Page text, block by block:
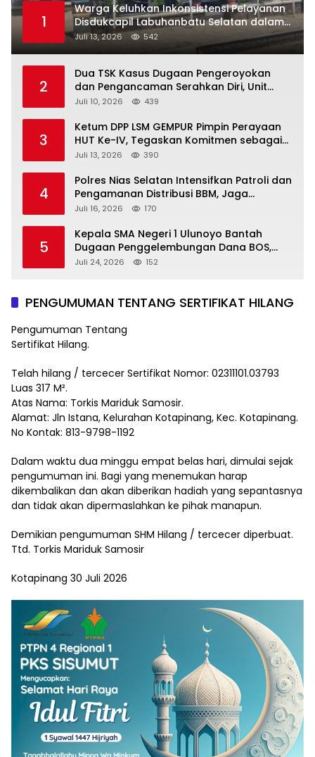
1
Warga Keluhkan Inkonsistensi Pelayanan
Disdukcapil Labuhanbatu Selatan dalam
Pengurusan KK Rusak
Juli 13, 2026 542
2
Dua TSK Kasus Dugaan Pengeroyokan
dan Pengancaman Serahkan Diri, Unit
Reskrim Polsek Lolowau Tuntaskan
Juli 10, 2026 439
3
Ketum DPP LSM GEMPUR Pimpin Perayaan
HUT Ke-IV, Tegaskan Komitmen sebagai
Mitra Pemerintah dan Corong Aspirasi
Juli 13, 2026 390
4
Polres Nias Selatan Intensifkan Patroli dan
Pengamanan Distribusi BBM, Jaga
Ketertiban di SPBU
Juli 16, 2026 170
5
Kepala SMA Negeri 1 Ulunoyo Bantah
Dugaan Penggelembungan Dana BOS,
Tegaskan Pemberitaan Tidak Benar
Juli 24, 2026 152
PENGUMUMAN TENTANG SERTIFIKAT HILANG
Pengumuman Tentang
Sertifikat Hilang.
Telah hilang / tercecer Sertifikat Nomor: 02311101.03793
Luas 317 M².
Atas Nama: Torkis Mariduk Samosir.
Alamat: Jln Istana, Kelurahan Kotapinang, Kec. Kotapinang.
No Kontak: 813-9798-1192
Dalam waktu dua minggu empat belas hari, dimulai sejak
pengumuman ini. Bagi yang menemukan harap
dikembalikan dan akan diberikan hadiah yang sepantasnya
dan tidak akan dipermaslahkan ke pihak manapun.
Demikian pengumuman SHM Hilang / tercecer diperbuat.
Ttd. Torkis Mariduk Samosir
Kotapinang 30 Juli 2026